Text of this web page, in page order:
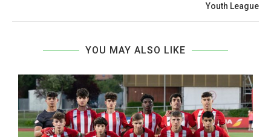
Youth League
YOU MAY ALSO LIKE